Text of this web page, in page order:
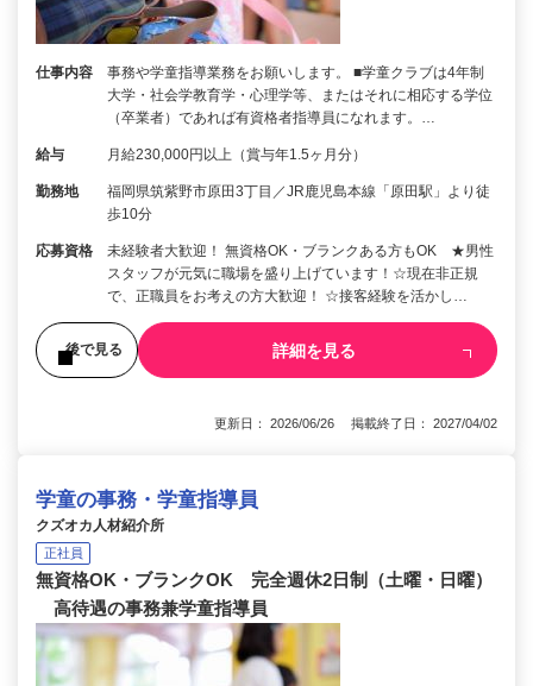
仕事内容
事務や学童指導業務をお願いします。 ■学童クラブは4年制
大学・社会学教育学・心理学等、またはそれに相応する学位
（卒業者）であれば有資格者指導員になれます。…
給与 月給230,000円以上（賞与年1.5ヶ月分）
勤務地
福岡県筑紫野市原田3丁目／JR鹿児島本線「原田駅」より徒
歩10分
応募資格
未経験者大歓迎！ 無資格OK・ブランクある方もOK ★男性
スタッフが元気に職場を盛り上げています！☆現在非正規
で、正職員をお考えの方大歓迎！ ☆接客経験を活かし…
後で見る 詳細を見る
更新日： 2026/06/26 掲載終了日： 2027/04/02
学童の事務・学童指導員
クズオカ人材紹介所
正社員
無資格OK・ブランクOK 完全週休2日制（土曜・日曜）
高待遇の事務兼学童指導員